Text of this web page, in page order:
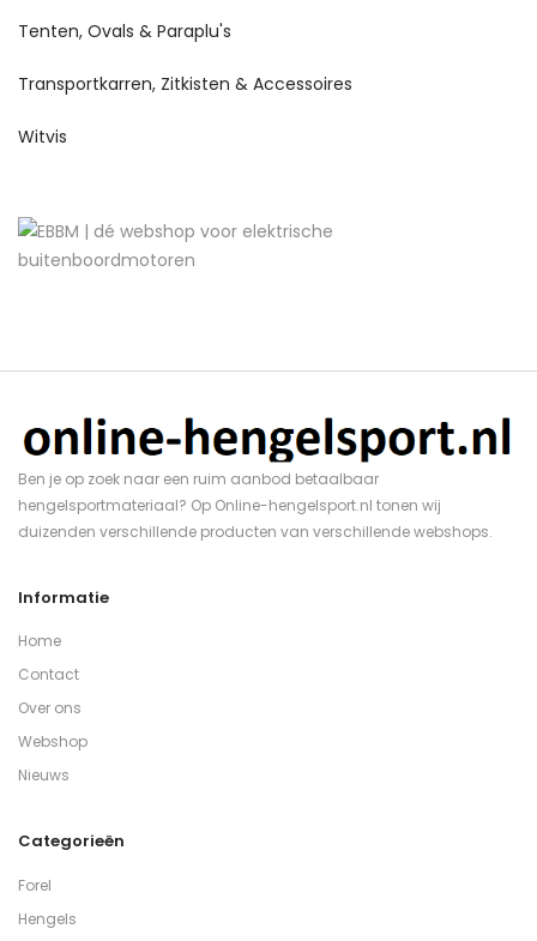
Tenten, Ovals & Paraplu's
Transportkarren, Zitkisten & Accessoires
Witvis
Ben je op zoek naar een ruim aanbod betaalbaar
hengelsportmateriaal? Op Online-hengelsport.nl tonen wij
duizenden verschillende producten van verschillende webshops.
Informatie
Home
Contact
Over ons
Webshop
Nieuws
Categorieën
Forel
Hengels